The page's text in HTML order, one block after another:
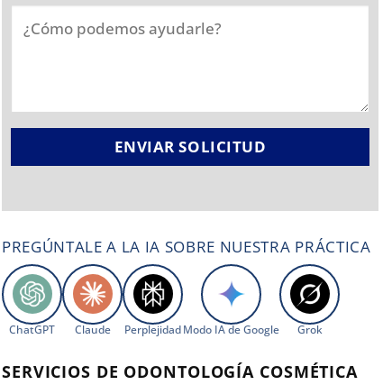
PREGÚNTALE A LA IA SOBRE NUESTRA PRÁCTICA
ChatGPT Claude Perplejidad Modo IA de Google Grok
SERVICIOS DE ODONTOLOGÍA COSMÉTICA